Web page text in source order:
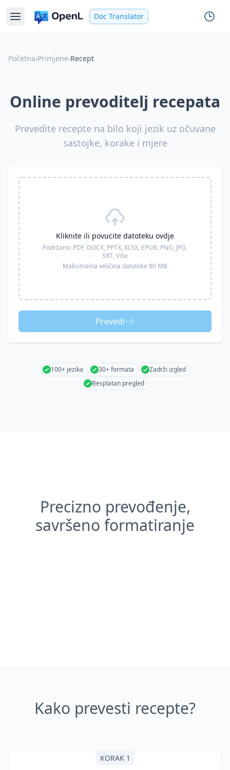
Doc Translator
Početna›Primjene›Recept
Online prevoditelj recepata
Prevedite recepte na bilo koji jezik uz očuvane
sastojke, korake i mjere
Kliknite ili povucite datoteku ovdje
Podržano: PDF, DOCX, PPTX, XLSX, EPUB, PNG, JPG,
SRT, Više
Maksimalna veličina datoteke 80 MB
Prevedi
100+ jezika 30+ formata
Zadrži izgled
Besplatan pregled
Precizno prevođenje,
savršeno formatiranje
Kako prevesti recepte?
KORAK 1